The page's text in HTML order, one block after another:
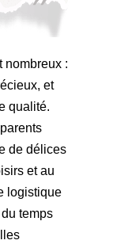
nombreux :
et
qualité.
de délices
et au
logistique
temps